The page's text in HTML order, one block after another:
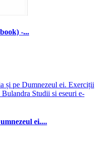
-...
ei....